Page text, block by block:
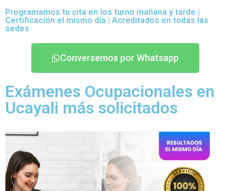
Programamos tu cita en los turno mañana y tarde |
Certificación el mismo día | Acreditados en todas las
sedes
Conversemos por Whatsapp
Exámenes Ocupacionales en
Ucayali más solicitados